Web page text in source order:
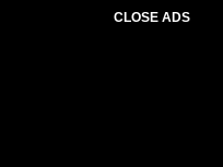
CLOSE ADS